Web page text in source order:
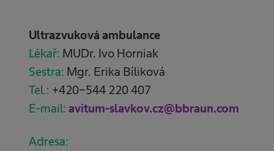
Ultrazvuková ambulance
Lékař: MUDr. Ivo Horniak
Sestra: Mgr. Erika Bíliková
Tel.: +420-544 220 407
E-mail: avitum-slavkov.cz@bbraun.com
Adresa: